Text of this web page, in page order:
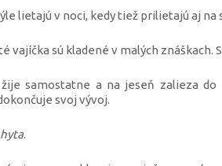
lietajú v noci, kedy tiež prilietajú aj na
vajíčka sú kladené v malých znáškach.
žije samostatne a na jeseň zalieza
svoj vývoj.
.